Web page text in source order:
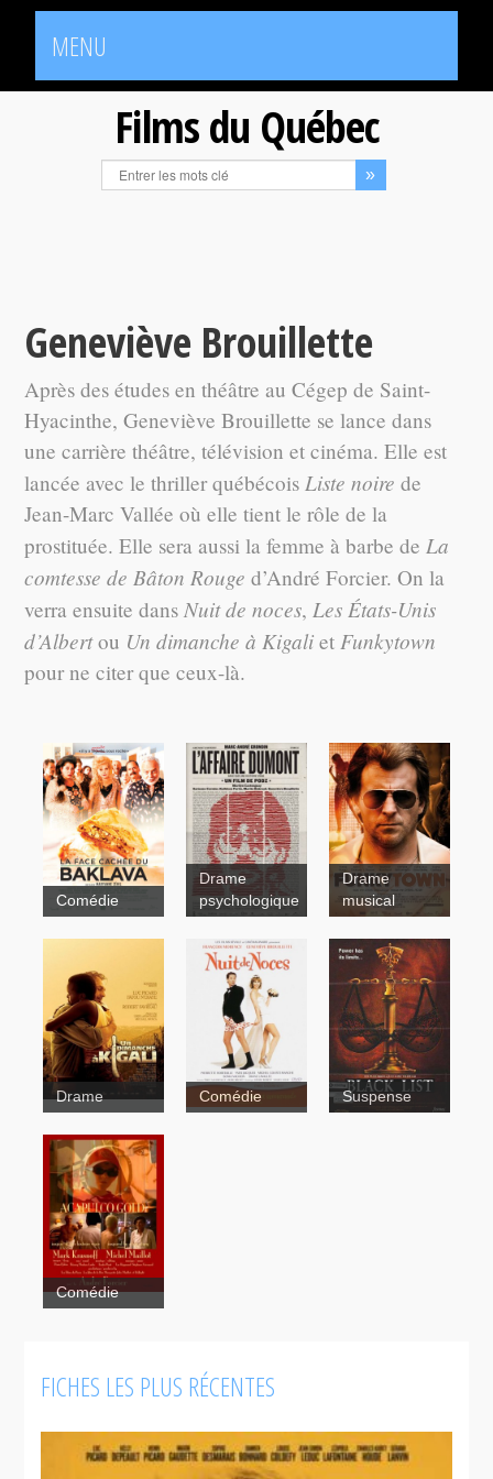
MENU
Films du Québec
Geneviève Brouillette
Après des études en théâtre au Cégep de Saint-
Hyacinthe, Geneviève Brouillette se lance dans
une carrière théâtre, télévision et cinéma. Elle est
lancée avec le thriller québécoisListe noire de
Jean-Marc Vallée où elle tient le rôle de la
prostituée. Elle sera aussi la femme à barbe deLa
comtesse de Bâton Rouge d’André Forcier. On la
verra ensuite dansNuit de noces,Les États-Unis
d’Albertou Un dimanche à Kigali etFunkytown
pour ne citer que ceux-là.
Comédie
Drame
psychologique
Funkytown
Drame
musical
Un
dimanche à
Kigali
Drame Comédie Suspense
Acapulco
Comédie
FICHES LES PLUS RÉCENTES